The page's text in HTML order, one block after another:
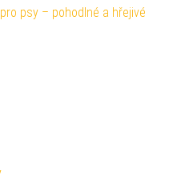
psy – pohodlné a hřejivé